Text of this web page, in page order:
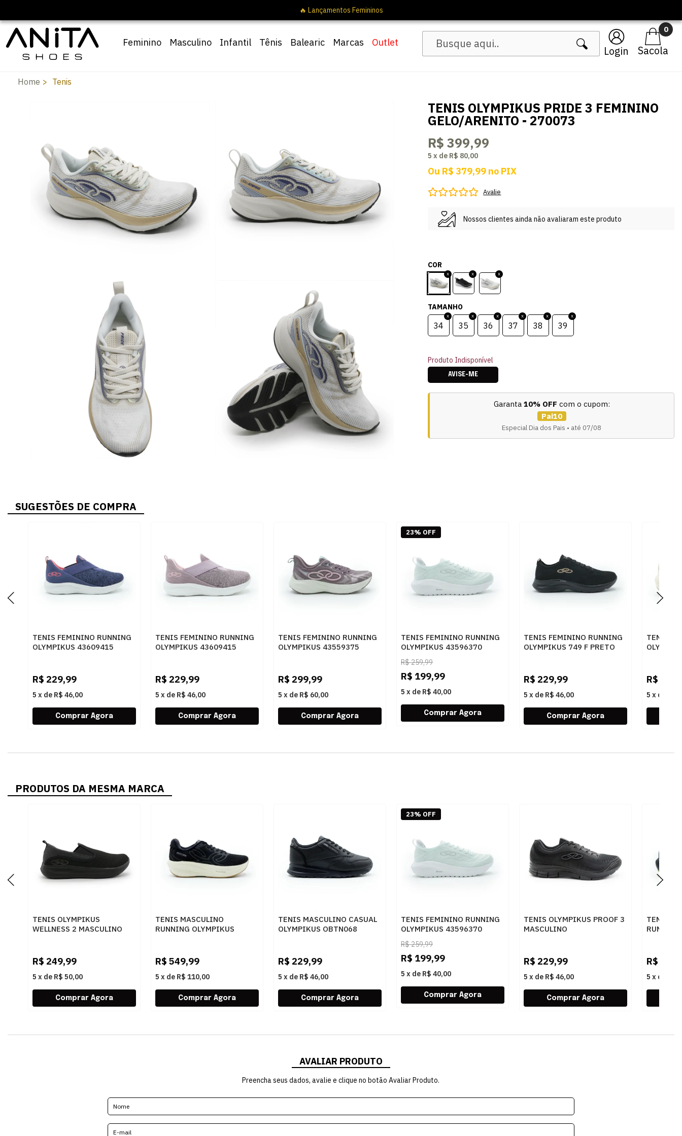
Login
0
Feminino Masculino Infantil Tênis Balearic Marcas Outlet
Home Tenis
TENIS OLYMPIKUS PRIDE 3 FEMININO
GELO/ARENITO - 270073
R$ 399,99
5 x de R$ 80,00
Ou R$ 379,99 no PIX
Avalie
Nossos clientes ainda não avaliaram este produto
COR
TAMANHO
34 35 36 37 38 39
Produto Indisponível
AVISE-ME
Garanta 10% OFF com o cupom:
Pai10
Especial Dia dos Pais • até 07/08
SUGESTÕES DE COMPRA
TENIS FEMININO RUNNING
OLYMPIKUS 43609415
R$ 229,99
5 x de R$ 46,00
TENIS FEMININO RUNNING
OLYMPIKUS 43609415
R$ 229,99
5 x de R$ 46,00
TENIS FEMININO RUNNING
OLYMPIKUS 43559375
R$ 299,99
5 x de R$ 60,00
TENIS FEMININO RUNNING
OLYMPIKUS 43596370
VERDEJADE
R$259,99
R$ 199,99
5 x de R$ 40,00
23% OFF
TENIS FEMININO RUNNING
OLYMPIKUS 749 F PRETO
R$ 229,99
5 x de R$ 46,00
TENIS
R$
5 x de
PRODUTOS DA MESMA MARCA
TENIS OLYMPIKUS
WELLNESS 2 MASCULINO
R$ 249,99
5 x de R$ 50,00
TENIS MASCULINO
RUNNING OLYMPIKUS
R$ 549,99
5 x de R$ 110,00
TENIS MASCULINO CASUAL
OLYMPIKUS OBTN068
R$ 229,99
5 x de R$ 46,00
TENIS FEMININO RUNNING
OLYMPIKUS 43596370
VERDEJADE
R$259,99
R$ 199,99
5 x de R$ 40,00
23% OFF
TENIS OLYMPIKUS PROOF 3
MASCULINO
R$ 229,99
5 x de R$ 46,00
TENIS
R$
5 x de
AVALIAR PRODUTO
Preencha seus dados, avalie e clique no botão Avaliar Produto.